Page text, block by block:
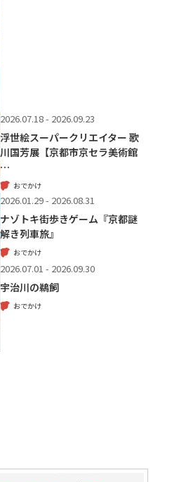
2026.07.18 - 2026.09.23
浮世絵スーパークリエイター 歌
川国芳展【京都市京セラ美術館
…
おでかけ
2026.01.29 - 2026.08.31
ナゾトキ街歩きゲーム『京都謎
解き列車旅』
おでかけ
2026.07.01 - 2026.09.30
宇治川の鵜飼
おでかけ